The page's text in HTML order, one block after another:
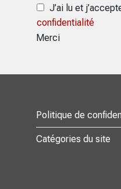
J’ai lu et
confidentialité
Merci
Politique de
Catégories du site